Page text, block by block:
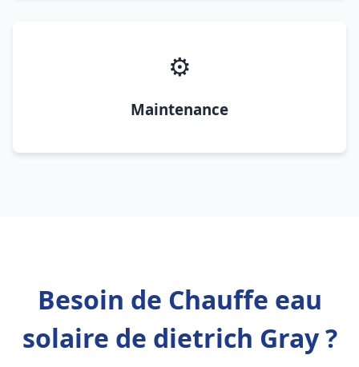
⚙️
Maintenance
Besoin de Chauffe eau
solaire de dietrich Gray ?